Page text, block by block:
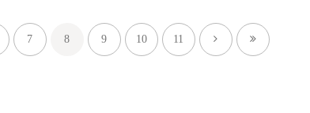
7 8 9 10 11